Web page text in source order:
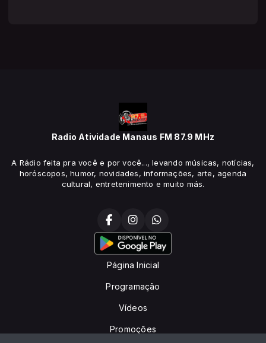
Radio Atividade Manaus FM 87.9 MHz
A Rádio feita pra você e por você..., levando músicas, notícias,
horóscopos, humor, novidades, informações, arte, agenda
cultural, entretenimento e muito más.
Página Inicial
Programação
Vídeos
Promoções